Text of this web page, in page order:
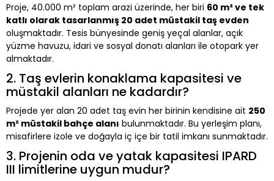
Proje, 40.000 m² toplam arazi üzerinde, her biri 60 m² ve tek
katlı olarak tasarlanmış 20 adet müstakil taş evden
oluşmaktadır. Tesis bünyesinde geniş yeçal alanlar, açık
yüzme havuzu, idari ve sosyal donatı alanları ile otopark yer
almaktadır.
2. Taş evlerin konaklama kapasitesi ve
müstakil alanları ne kadardır?
Projede yer alan 20 adet taş evin her birinin kendisine ait 250
m² müstakil bahçe alanı bulunmaktadır. Bu yerleşim planı,
misafirlere izole ve doğayla iç içe bir tatil imkanı sunmaktadır.
3. Projenin oda ve yatak kapasitesi IPARD
III limitlerine uygun mudur?